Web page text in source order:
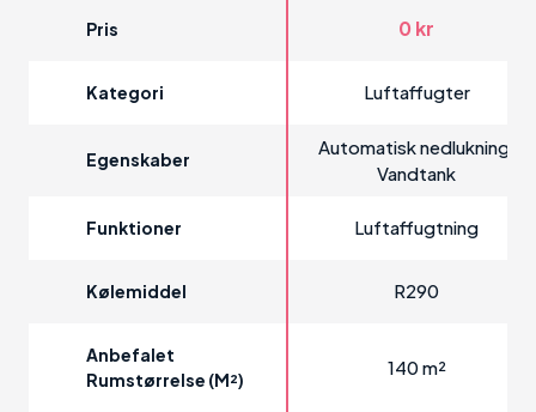
Pris 0 kr
Kategori Luftaffugter
Egenskaber
Automatisk nedlukning,
Vandtank
Funktioner Luftaffugtning
Kølemiddel R290
Anbefalet
Rumstørrelse (m²)
140 m²